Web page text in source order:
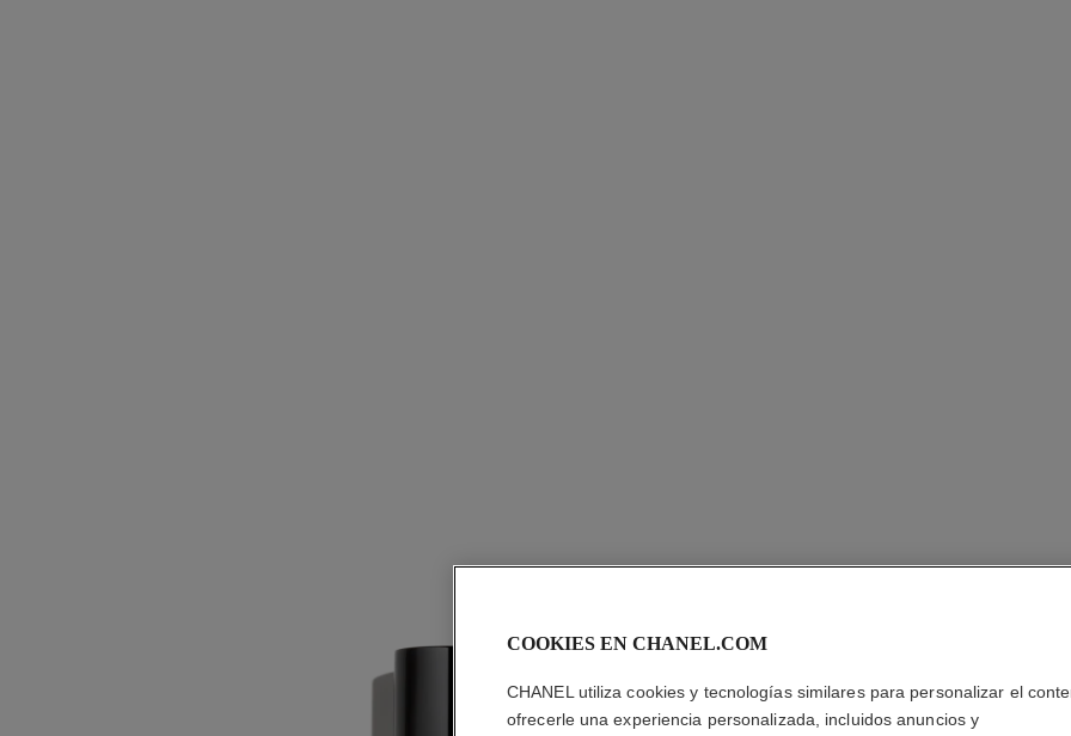
COOKIES EN CHANEL.COM
CHANEL utiliza cookies y tecnologías similares para personalizar el
ofrecerle una experiencia personalizada, incluidos anuncios y